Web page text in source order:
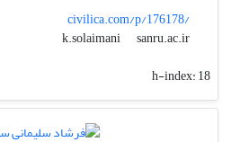
civilica.com/p/176178/
k.solaimani
sanru.ac.ir
h-index:18